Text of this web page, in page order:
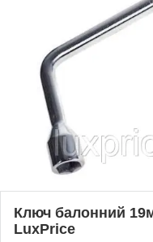
Ключ балонний
LuxPrice